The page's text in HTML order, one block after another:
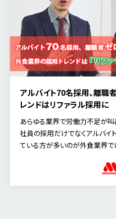
アルバイト70名採用、離職
レンドはリファラル採用に
あらゆる業界で労働力不足が叫
社員の採用だけでなくアルバイ
ている方が多いのが外食業界で